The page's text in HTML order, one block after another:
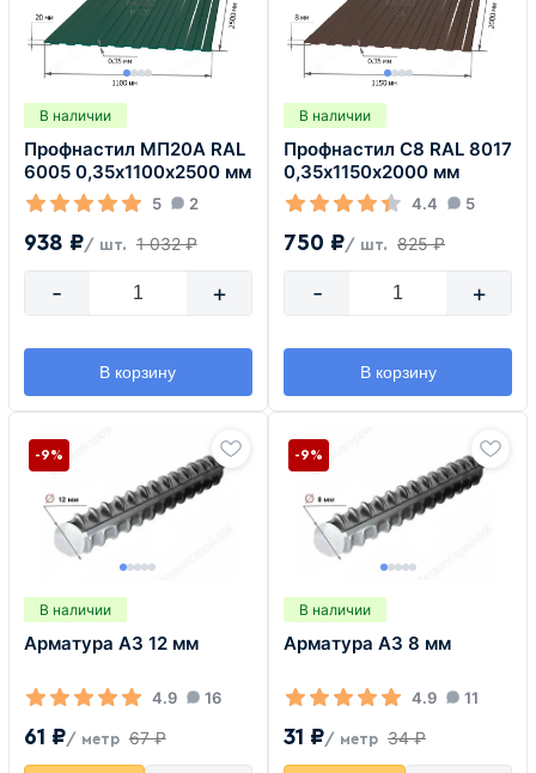
В наличии
Профнастил МП20А RAL
6005 0,35х1100х2500 мм
5 2
938 ₽/ шт. 1 032 ₽
- +
В корзину
В наличии
Профнастил С8 RAL 8017
0,35х1150х2000 мм
4.4 5
750 ₽/ шт. 825 ₽
- +
В корзину
В наличии
Арматура А3 12 мм
4.9 16
61 ₽/ метр 67 ₽
-9%
В наличии
Арматура А3 8 мм
4.9 11
31 ₽/ метр 34 ₽
-9%